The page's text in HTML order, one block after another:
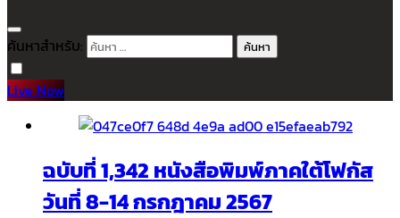
ค้นหาสำหรับ:
Live Now
ฉบับที่ 1,342 หนังสือพิมพ์ภาคใต้โฟกัส
วันที่ 8-14 กรกฎาคม 2567